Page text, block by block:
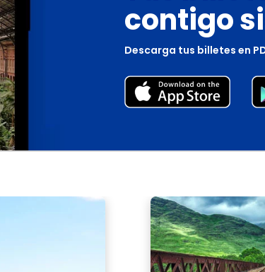
contigo
Descarga tus billetes en